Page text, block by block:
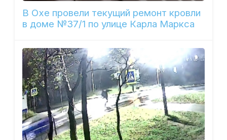
В Охе провели текущий ремонт кровли
в доме №37/1 по улице Карла Маркса